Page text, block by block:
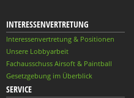
INTERESSENVERTRETUNG
Interessenvertretung & Positionen
Unsere Lobbyarbeit
Fachausschuss Airsoft & Paintball
Gesetzgebung im Überblick
SERVICE